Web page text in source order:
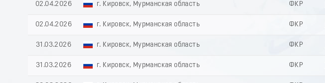
02.04.2026 г. Кировск, Мурманская область ФКР
02.04.2026 г. Кировск, Мурманская область ФКР
31.03.2026 г. Кировск, Мурманская область ФКР
31.03.2026 г. Кировск, Мурманская область ФКР